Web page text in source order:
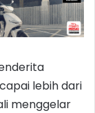
lebih dari
menggelar